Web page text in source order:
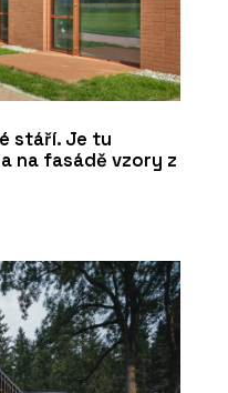
stáří. Je tu
na fasádě vzory z